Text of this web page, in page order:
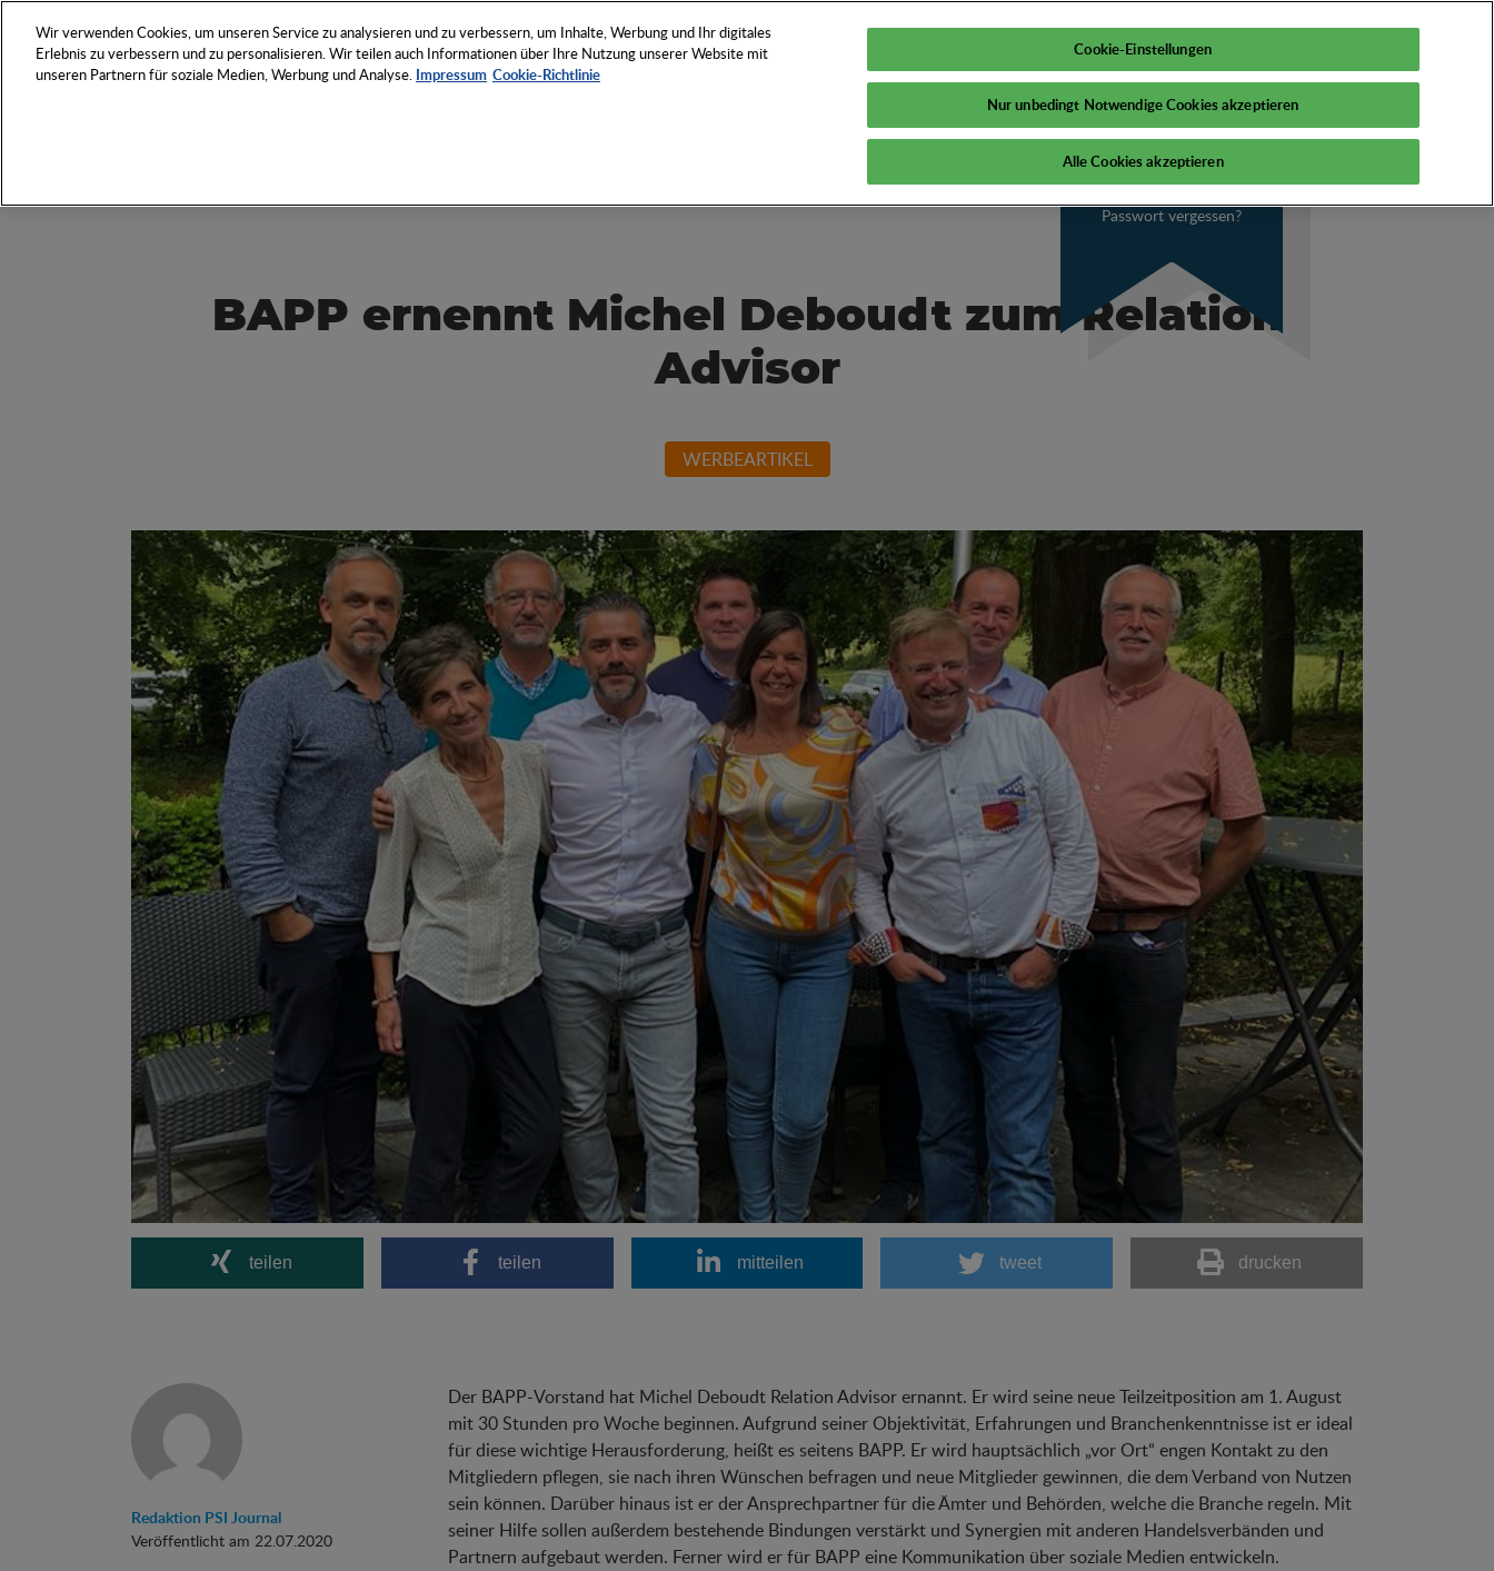
NETZWERK VERANSTALTUNGEN TOOLS NEWS KNOW-HOW FAQS DE
Passwort vergessen?
Mein PSI
BAPP ernennt Michel Deboudt zum Relation
Advisor
WERBEARTIKEL
teilen teilen mitteilen tweet drucken
Redaktion PSI Journal
Veröffentlicht am 22.07.2020
Der BAPP-Vorstand hat Michel Deboudt Relation Advisor ernannt. Er wird seine neue Teilzeitposition am 1. August
mit 30 Stunden pro Woche beginnen. Aufgrund seiner Objektivität, Erfahrungen und Branchenkenntnisse ist er ideal
für diese wichtige Herausforderung, heißt es seitens BAPP. Er wird hauptsächlich „vor Ort“ engen Kontakt zu den
Mitgliedern pflegen, sie nach ihren Wünschen befragen und neue Mitglieder gewinnen, die dem Verband von Nutzen
sein können. Darüber hinaus ist er der Ansprechpartner für die Ämter und Behörden, welche die Branche regeln. Mit
seiner Hilfe sollen außerdem bestehende Bindungen verstärkt und Synergien mit anderen Handelsverbänden und
Partnern aufgebaut werden. Ferner wird er für BAPP eine Kommunikation über soziale Medien entwickeln.
Wir verwenden Cookies, um unseren Service zu analysieren und zu verbessern, um Inhalte, Werbung und Ihr digitales
Erlebnis zu verbessern und zu personalisieren. Wir teilen auch Informationen über Ihre Nutzung unserer Website mit
unseren Partnern für soziale Medien, Werbung und Analyse. Impressum Cookie-Richtlinie
Cookie-Einstellungen
Nur unbedingt Notwendige Cookies akzeptieren
Alle Cookies akzeptieren